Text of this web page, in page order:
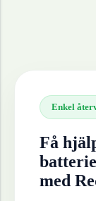
Enkel
Få
med